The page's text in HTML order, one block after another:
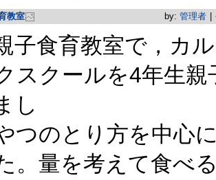
教室 by: 管理者
子食育教室で，カ
スクールを4年生親
し
つのとり方を中心
。量を考えて食べ